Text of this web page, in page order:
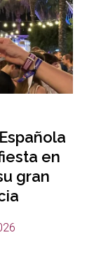
en
gran